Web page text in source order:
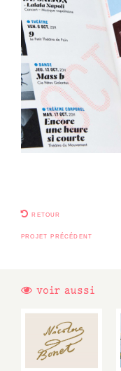
retour
projet précédent
voir aussi